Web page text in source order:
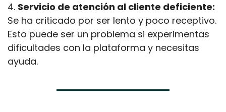
4. Servicio de atención al cliente deficiente:
Se ha criticado por ser lento y poco receptivo.
Esto puede ser un problema si experimentas
dificultades con la plataforma y necesitas
ayuda.